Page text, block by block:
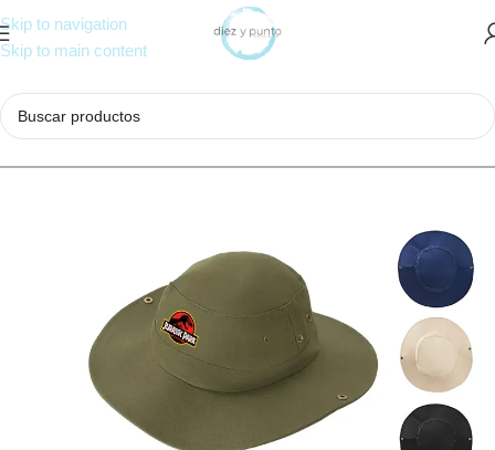
Skip to navigation
Skip to main content